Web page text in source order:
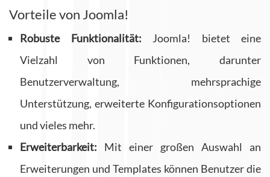
Vorteile von Joomla!
Robuste Funktionalität: Joomla! bietet eine
Vielzahl von Funktionen, darunter
Benutzerverwaltung, mehrsprachige
Unterstützung, erweiterte Konfigurationsoptionen
und vieles mehr.
Erweiterbarkeit: Mit einer großen Auswahl an
Erweiterungen und Templates können Benutzer die